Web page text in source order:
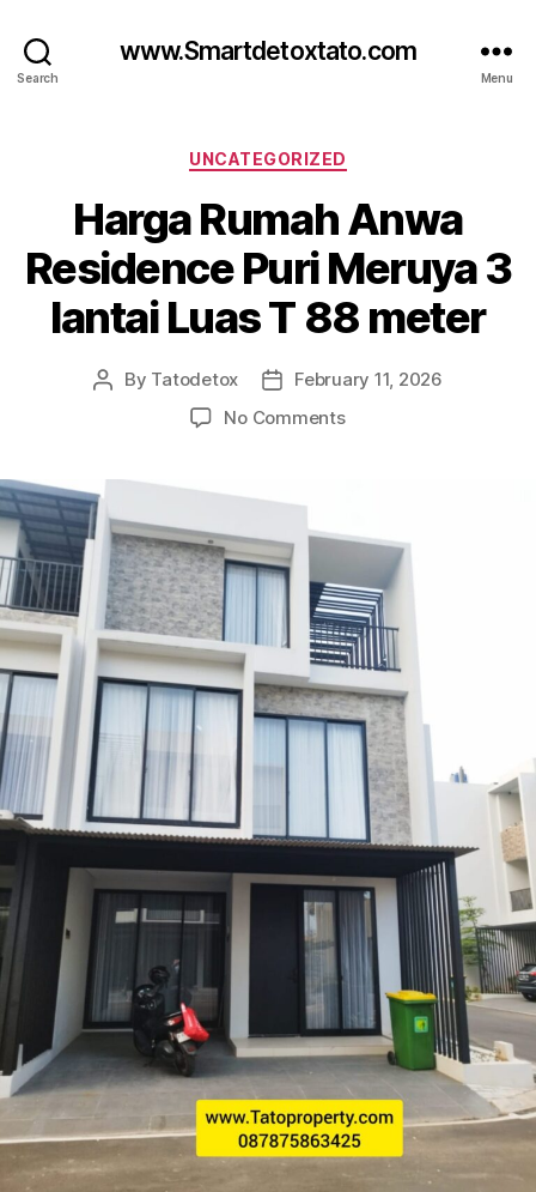
Search
www.Smartdetoxtato.com
Menu
Categories
UNCATEGORIZED
Harga Rumah Anwa
Residence Puri Meruya 3
lantai Luas T 88 meter
Post
By Tatodetox
PostFebruary 11, 2026
No Commentson
Puri
Meruya
3
lantai
Luas
88
meter